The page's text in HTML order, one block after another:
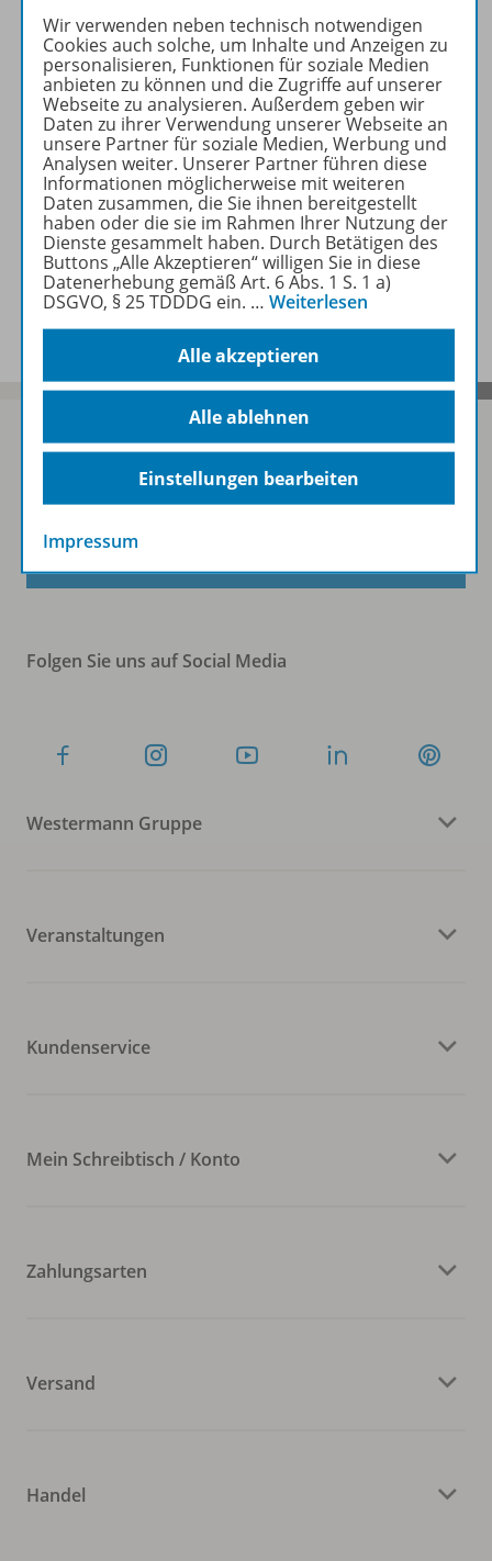
10. Schuljahr
Konzept
Digitale Unterrichtsmaterialien
Benachrichtigungs-Service
Sofort profitieren
Folgen Sie uns auf Social Media
Westermann Gruppe
Veranstaltungen
Kundenservice
Mein Schreibtisch / Konto
Zahlungsarten
Versand
Handel
Wir verwenden neben technisch notwendigen
Cookies auch solche, um Inhalte und Anzeigen zu
personalisieren, Funktionen für soziale Medien
anbieten zu können und die Zugriffe auf unserer
Webseite zu analysieren. Außerdem geben wir
Daten zu ihrer Verwendung unserer Webseite an
unsere Partner für soziale Medien, Werbung und
Analysen weiter. Unserer Partner führen diese
Informationen möglicherweise mit weiteren
Daten zusammen, die Sie ihnen bereitgestellt
haben oder die sie im Rahmen Ihrer Nutzung der
Dienste gesammelt haben. Durch Betätigen des
Buttons „Alle Akzeptieren“ willigen Sie in diese
Datenerhebung gemäß Art. 6 Abs. 1 S. 1 a)
DSGVO, § 25 TDDDG ein. … Weiterlesen
Alle akzeptieren
Alle ablehnen
Einstellungen bearbeiten
Impressum